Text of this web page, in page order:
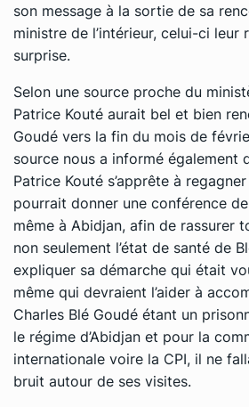
son message à la sortie de sa
ministre de l’intérieur, celui-ci leur
surprise.
Selon une source proche du
Patrice Kouté aurait bel et bien
Goudé vers la fin du mois de
source nous a informé également
Patrice Kouté s’apprête à
pourrait donner une conférence de
même à Abidjan, afin de rassurer
non seulement l’état de santé de
expliquer sa démarche qui était
même qui devraient l’aider à
Charles Blé Goudé étant un
le régime d’Abidjan et pour la
internationale voire la CPI, il ne
bruit autour de ses visites.